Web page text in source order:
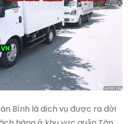
Bình là dịch vụ được ra đời